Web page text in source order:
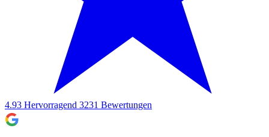
4.93 Hervorragend 3231 Bewertungen